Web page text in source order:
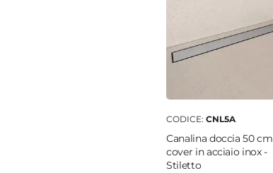
CODICE: CNL5A
Canalina doccia 50 cm
cover in acciaio inox -
Stiletto